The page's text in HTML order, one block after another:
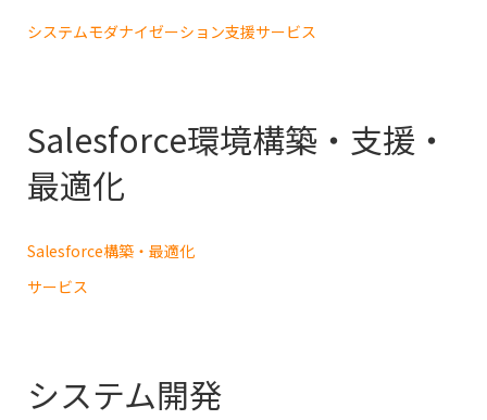
システムモダナイゼーション支援サービス
Salesforce環境構築・支援・
最適化
Salesforce構築・最適化
サービス
システム開発